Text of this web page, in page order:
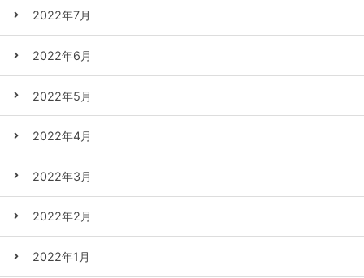
2022年7月
2022年6月
2022年5月
2022年4月
2022年3月
2022年2月
2022年1月